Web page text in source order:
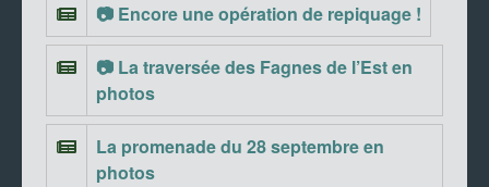
📷 Encore une opération de repiquage !
📷 La traversée des Fagnes de l’Est en
photos
La promenade du 28 septembre en
photos